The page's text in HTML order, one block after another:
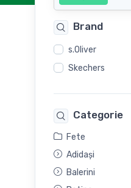
Brand
s.Oliver
Skechers
Categorie
Fete
Adidași
Balerini